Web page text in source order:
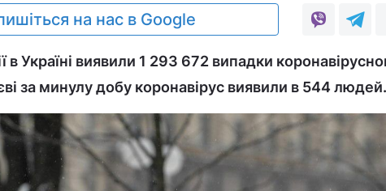
на нас в Google
в Україні виявили 1 293 672 випадки
за минулу добу коронавірус виявили в 544 людей.